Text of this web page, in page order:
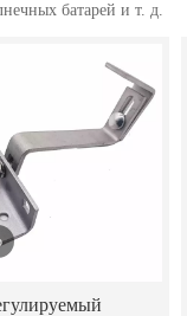
батарей и т. д.